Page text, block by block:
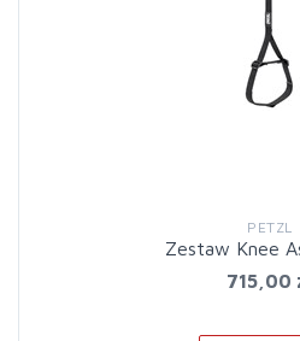
PETZL
Zestaw Knee
715,00